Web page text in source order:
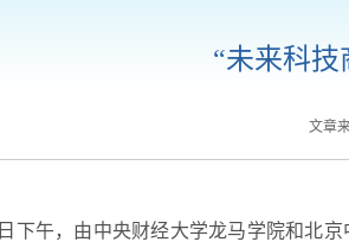
“未来科
文章
日下午，由中央财经大学龙马学院和北